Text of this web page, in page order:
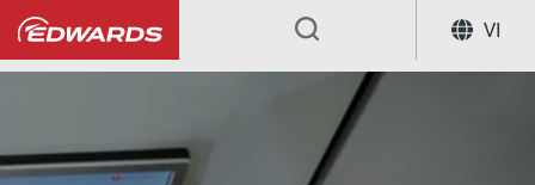
VI
...